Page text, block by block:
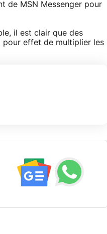
de MSN Messenger pour
il est clair que des
pour effet de multiplier les